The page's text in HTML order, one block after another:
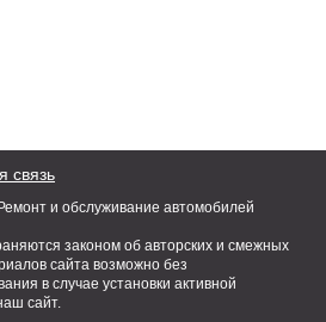
связь
и обслуживание автомобилей
законом об авторских и смежных
сайта возможно без
в случае установки активной
сайт.